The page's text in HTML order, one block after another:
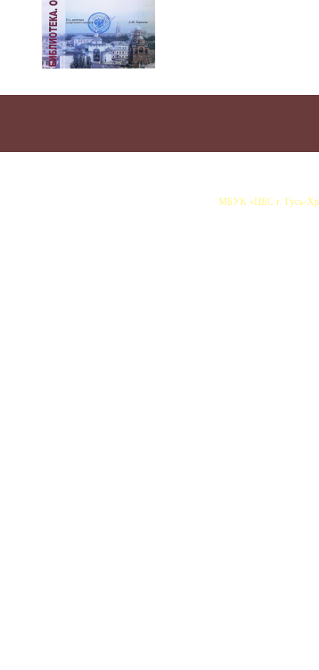
МБУК «ЦБС г. Гусь-